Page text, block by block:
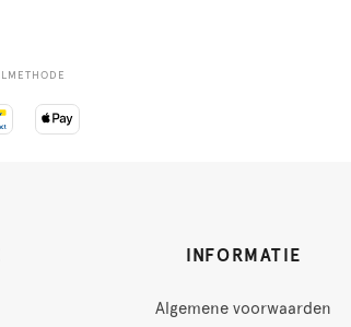
INFORMATIE
Algemene voorwaarden